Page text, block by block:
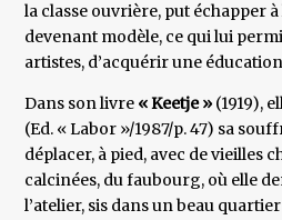
la classe ouvrière, put échapper
devenant modèle, ce qui lui
artistes, d’acquérir une
Dans son livre « Keetje » (1919),
(Ed. « Labor »/1987/p. 47) sa
déplacer, à pied, avec de vieilles
calcinées, du faubourg, où elle
l’atelier, sis dans un beau quartier